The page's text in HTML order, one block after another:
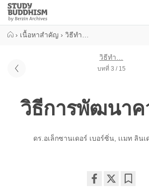
Close
Study
Buddhism
Home
› เนื้อหาสำคัญ › วิธีทำ…
วิธีทำ…
บทที่ 3 / 15
วิธีการพัฒนาค
ดร.อเล็กซานเดอร์ เบอร์ซิ่น เเมท ลินเ